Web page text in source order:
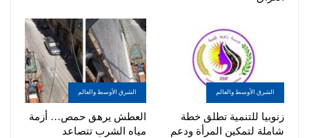
الشرق الأوسط والعالم
زنوبيا للتنمية تطلق خطة
شاملة لتمكين المرأة ودعم
الشرق الأوسط والعالم
العطش يرهق حمص… أزمة
مياه الشرب تتصاعد